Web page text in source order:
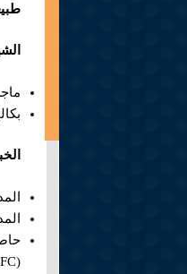
ماجستير
(IFC).